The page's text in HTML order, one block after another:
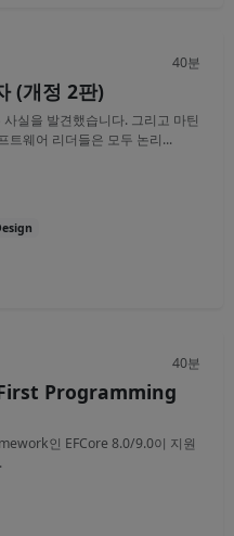
40분
(개정 2판)
실을 발견했습니다. 그리고 마틴
트웨어 리더들은 모두 논리...
40분
Programming
인 EFCore 8.0/9.0이 지원